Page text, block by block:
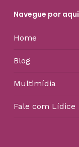
Navegue por aqui
Home
Blog
Multimídia
Fale com Lídice